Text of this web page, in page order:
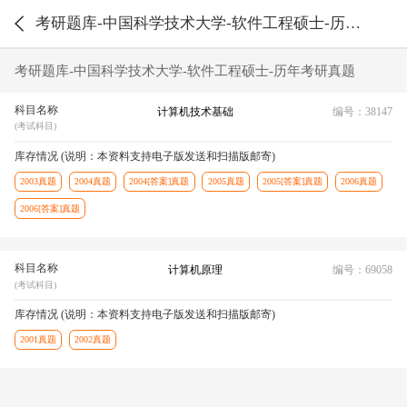
考研题库-中国科学技术大学-软件工程硕士-历年考研真题
考研题库-中国科学技术大学-软件工程硕士-历年考研真题
科目名称
(考试科目)
计算机技术基础 编号：38147
库存情况 (说明：本资料支持电子版发送和扫描版邮寄)
2003真题 2004真题 2004[答案]真题 2005真题 2005[答案]真题 2006真题
2006[答案]真题
科目名称
(考试科目)
计算机原理 编号：69058
库存情况 (说明：本资料支持电子版发送和扫描版邮寄)
2001真题 2002真题